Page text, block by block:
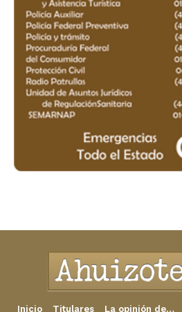
Inicio Titulares La opinión de…